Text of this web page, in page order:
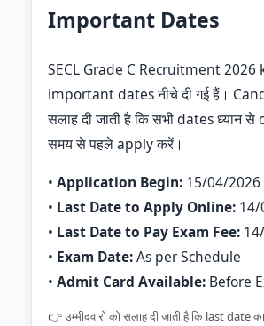
Important Dates
SECL Grade C Recruitment 2026
important dates नीचे दी गई हैं।
सलाह दी जाती है कि सभी dates ध्यान
समय से पहले apply करें।
• Application Begin: 15/04/2026
• Last Date to Apply Online: 14/
• Last Date to Pay Exam Fee:
• Exam Date:As per Schedule
• Admit Card Available: Before
👉 उम्मीदवारों को सलाह दी जाती है कि last date